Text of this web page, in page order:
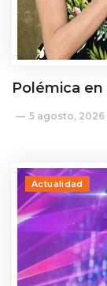
Polémica
5 agosto, 2026
Actualidad